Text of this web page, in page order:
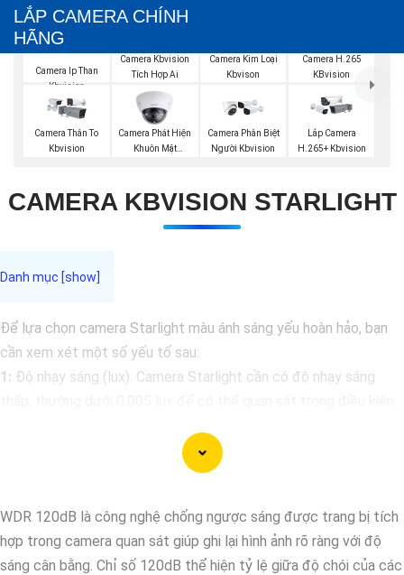
LẮP CAMERA CHÍNH
HÃNG
Camera Ip Than
Kbvision
Camera Kbvision
Tích Hợp Ai
Camera Kim Loại
Kbvison
Camera H.265
KBvision
Camera Thân To
Kbvision
Camera Phát Hiện
Khuôn Mặt
Camera Phân Biệt
Người Kbvision
Lắp Camera
H.265+ Kbvision
CAMERA KBVISION STARLIGHT
Để lựa chọn camera Starlight màu ánh sáng yếu hoàn hảo, bạn
cần xem xét một số yếu tố sau:
1: Độ nhạy sáng (lux): Camera Starlight cần có độ nhạy sáng
Độ phân giải: Chọn camera có độ phân giải cao để có hình
ảnh rõ nét, đặc biệt trong điều kiện ánh sáng yếu.
ngoại để cung cấp hình ảnh trong bóng tối. Chọn camera có
thông số hồng ngoại phù hợp với nhu cầu giám sát của bạn.
WDR 120dB là công nghệ chống ngược sáng được trang bị tích
hợp trong camera quan sát giúp ghi lại hình ảnh rõ ràng với độ
sáng cân bằng. Chỉ số 120dB thể hiện tỷ lệ giữa độ chói của các